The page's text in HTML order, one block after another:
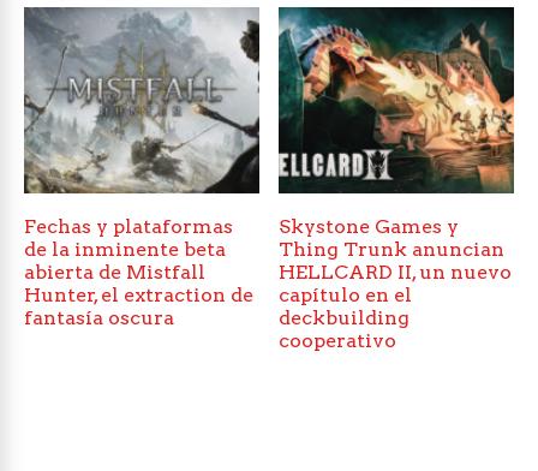
Fechas y plataformas
de la inminente beta
abierta de Mistfall
Hunter, el extraction de
fantasía oscura
Skystone Games y
Thing Trunk anuncian
HELLCARD II, un nuevo
capítulo en el
deckbuilding
cooperativo